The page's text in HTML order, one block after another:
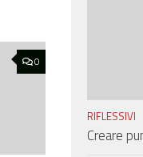
0
RIFLESSIVI
Creare